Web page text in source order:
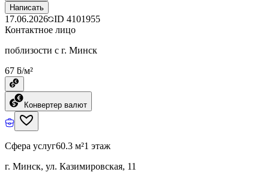
Написать
17.06.2026 ID 4101955
Контактное лицо
поблизости с г. Минск
67 ƃ/м²
Конвертер валют
Сфера услуг60.3 м²1 этаж
г. Минск, ул. Казимировская, 11